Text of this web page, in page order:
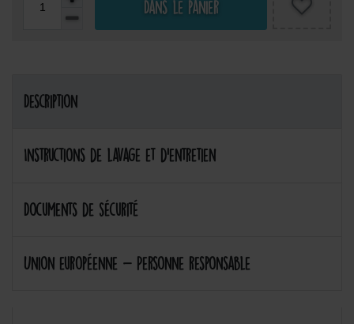
Dans le panier
Description
Instructions de lavage et d'entretien
Documents de sécurité
Union européenne - Personne responsable